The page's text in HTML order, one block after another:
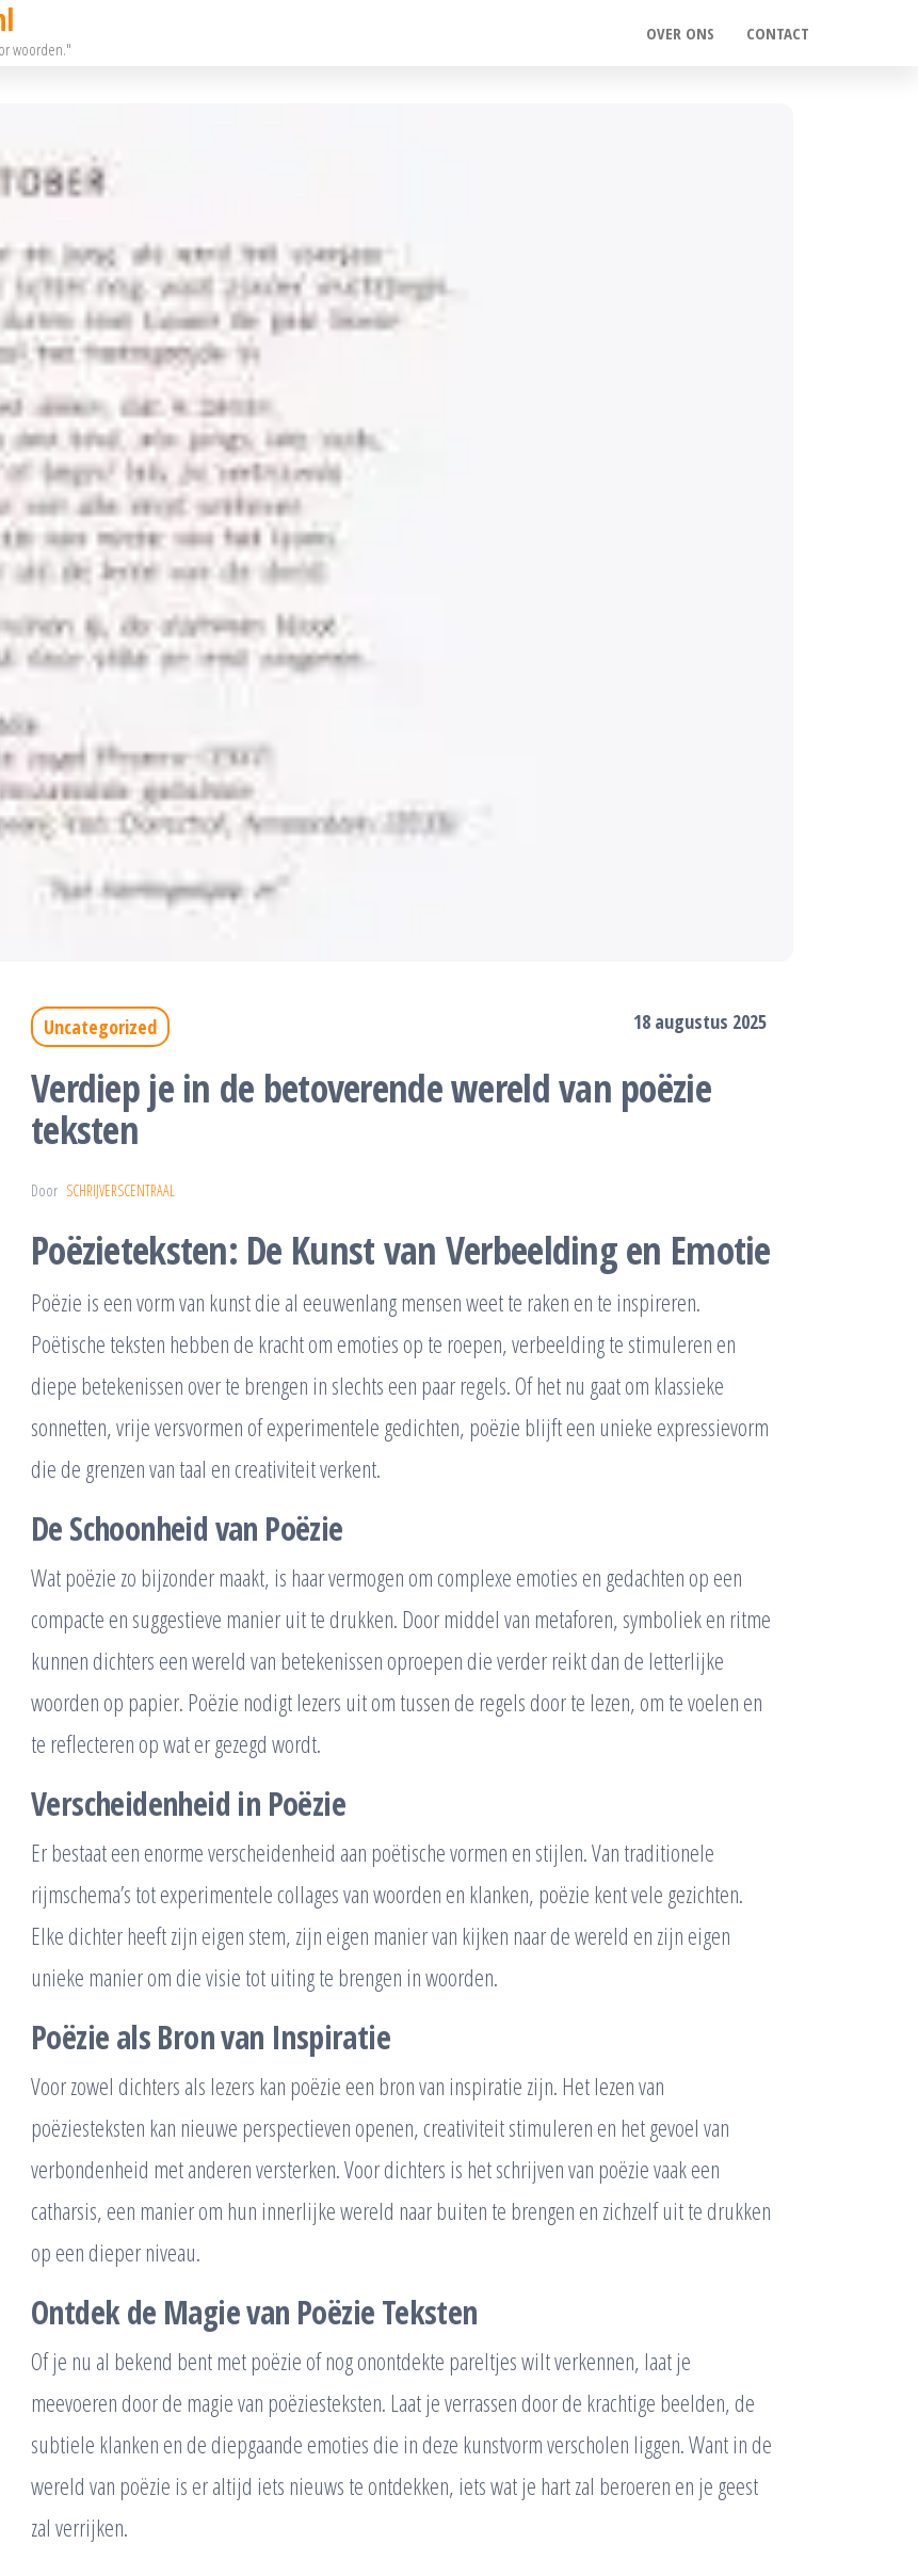
woorden."
OVER ONS CONTACT
Uncategorized 18 augustus 2025
Verdiep je in de betoverende wereld van poëzie
teksten
Door SCHRIJVERSCENTRAAL
Poëzieteksten: De Kunst van Verbeelding en Emotie
Poëzie is een vorm van kunst die al eeuwenlang mensen weet te raken en te inspireren.
Poëtische teksten hebben de kracht om emoties op te roepen, verbeelding te stimuleren en
diepe betekenissen over te brengen in slechts een paar regels. Of het nu gaat om klassieke
sonnetten, vrije versvormen of experimentele gedichten, poëzie blijft een unieke expressievorm
die de grenzen van taal en creativiteit verkent.
De Schoonheid van Poëzie
Wat poëzie zo bijzonder maakt, is haar vermogen om complexe emoties en gedachten op een
compacte en suggestieve manier uit te drukken. Door middel van metaforen, symboliek en ritme
kunnen dichters een wereld van betekenissen oproepen die verder reikt dan de letterlijke
woorden op papier. Poëzie nodigt lezers uit om tussen de regels door te lezen, om te voelen en
te reflecteren op wat er gezegd wordt.
Verscheidenheid in Poëzie
Er bestaat een enorme verscheidenheid aan poëtische vormen en stijlen. Van traditionele
rijmschema’s tot experimentele collages van woorden en klanken, poëzie kent vele gezichten.
Elke dichter heeft zijn eigen stem, zijn eigen manier van kijken naar de wereld en zijn eigen
unieke manier om die visie tot uiting te brengen in woorden.
Poëzie als Bron van Inspiratie
Voor zowel dichters als lezers kan poëzie een bron van inspiratie zijn. Het lezen van
poëziesteksten kan nieuwe perspectieven openen, creativiteit stimuleren en het gevoel van
verbondenheid met anderen versterken. Voor dichters is het schrijven van poëzie vaak een
catharsis, een manier om hun innerlijke wereld naar buiten te brengen en zichzelf uit te drukken
op een dieper niveau.
Ontdek de Magie van Poëzie Teksten
Of je nu al bekend bent met poëzie of nog onontdekte pareltjes wilt verkennen, laat je
meevoeren door de magie van poëziesteksten. Laat je verrassen door de krachtige beelden, de
subtiele klanken en de diepgaande emoties die in deze kunstvorm verscholen liggen. Want in de
wereld van poëzie is er altijd iets nieuws te ontdekken, iets wat je hart zal beroeren en je geest
zal verrijken.